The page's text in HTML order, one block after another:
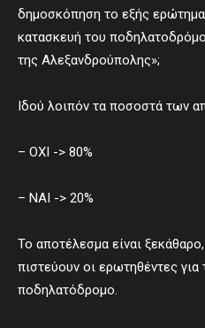
δημοσκόπηση το εξής
κατασκευή του
της Αλεξανδρούπολης»;
Ιδού λοιπόν τα ποσοστά των
– ΟΧΙ -> 80%
– ΝΑΙ -> 20%
Το αποτέλεσμα είναι
πιστεύουν οι ερωτηθέντες για
ποδηλατόδρομο.